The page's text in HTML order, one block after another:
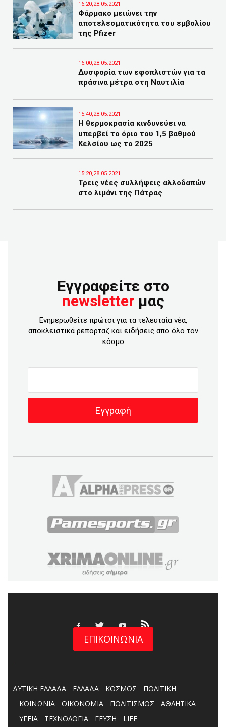
16:20,28.05.2021
Φάρμακο μειώνει την
αποτελεσματικότητα του εμβολίου
της Pfizer
16:00,28.05.2021
Δυσφορία των εφοπλιστών για τα
πράσινα μέτρα στη Ναυτιλία
15:40,28.05.2021
Η θερμοκρασία κινδυνεύει να
υπερβεί το όριο του 1,5 βαθμού
Κελσίου ως το 2025
15:20,28.05.2021
Τρεις νέες συλλήψεις αλλοδαπών
στο λιμάνι της Πάτρας
Εγγραφείτε στο
newsletter μας
Ενημερωθείτε πρώτοι για τα τελευταία νέα,
αποκλειστικά ρεπορταζ και ειδήσεις απο όλο τον
κόσμο
ΕΠΙΚΟΙΝΩΝΙΑ
ΔΥΤΙΚΗ ΕΛΛΑΔΑ ΕΛΛΑΔΑ ΚΟΣΜΟΣ
ΠΟΛΙΤΙΚΗ
ΚΟΙΝΩΝΙΑ
ΟΙΚΟΝΟΜΙΑ ΠΟΛΙΤΙΣΜΟΣ
ΑΘΛΗΤΙΚΑ
ΥΓΕΙΑ
ΤΕΧΝΟΛΟΓΙΑ ΓΕΥΣΗ LIFE